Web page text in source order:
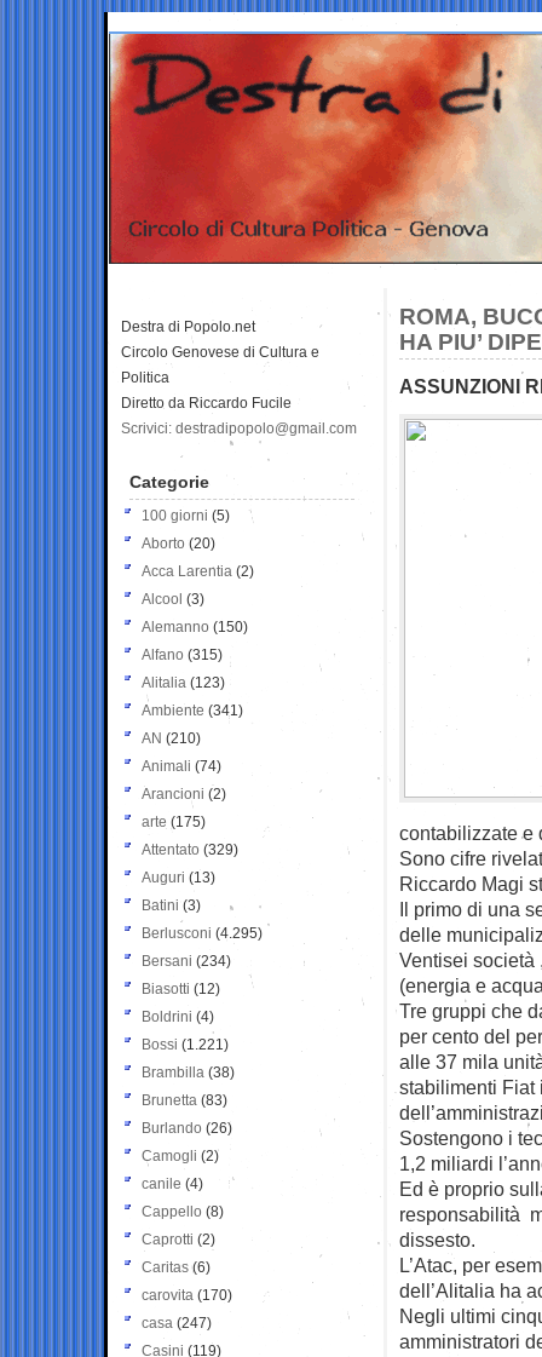
ROMA,
HA PIU’
ASSUNZIONI
contabilizzate e
Sono cifre
Riccardo Magi
Il primo di una
delle
Ventisei società
(energia e
Tre gruppi che
per cento del
alle 37 mila
stabilimenti Fiat
Sostengono i
1,2 miliardi
Ed è proprio
responsabilità
dissesto.
L’Atac, per
dell’Alitalia ha
Negli ultimi
amministratori
Destra di Popolo.net
Circolo Genovese di Cultura e
Politica
Diretto da Riccardo Fucile
Scrivici: destradipopolo@gmail.com
Categorie
100 giorni (5)
Aborto (20)
Acca Larentia (2)
Alcool (3)
Alemanno (150)
Alfano (315)
Alitalia (123)
Ambiente (341)
AN (210)
Animali (74)
Arancioni (2)
arte (175)
Attentato (329)
Auguri (13)
Batini (3)
Berlusconi (4.295)
Bersani (234)
Biasotti (12)
Boldrini (4)
Bossi (1.221)
Brambilla (38)
Brunetta (83)
Burlando (26)
Camogli (2)
canile (4)
Cappello (8)
Caprotti (2)
Caritas (6)
carovita (170)
casa (247)
Casini (119)